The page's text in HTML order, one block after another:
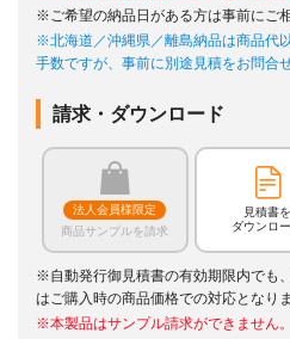
※ご希望の納品日がある方は事前にご
※北海道／沖縄県／離島納品は商品代
手数ですが、事前に別途見積をお問合
請求・ダウンロード
法人会員様限定
商品サンプルを請求
見積書を
ダウンロ
※自動発行御見積書の有効期限内でも
はご購入時の商品価格での対応となりま
※本製品はサンプル請求ができません。